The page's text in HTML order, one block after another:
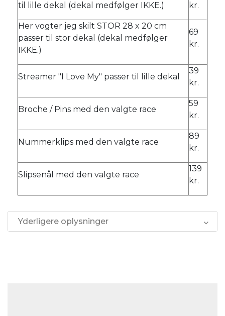
til lille dekal (dekal medfølger IKKE.) kr.
Her vogter jeg skilt STOR 28 x 20 cm
passer til stor dekal (dekal medfølger
IKKE.)
69
kr.
Streamer "I Love My" passer til lille dekal
39
kr.
Broche / Pins med den valgte race
59
kr.
Nummerklips med den valgte race
89
kr.
Slipsenål med den valgte race
139
kr.
Yderligere oplysninger